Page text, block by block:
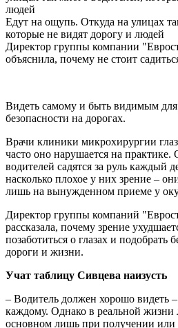
людей
Едут на ощупь. Откуда на улицах
которые не видят дорогу и людей
Директор группы компании
объяснила, почему не стоит
Видеть самому и быть видимым для
безопасности на дорогах.
Врачи клиники микрохирургии
часто оно нарушается на практике.
водителей садятся за руль каждый
насколько плохое у них зрение –
лишь на вынужденном приеме у
Директор группы компаний
рассказала, почему зрение
позаботиться о глазах и подобрать
дороги и жизни.
Учат таблицу Сивцева наизусть
– Водитель должен хорошо видеть
каждому. Однако в реальной жизни
основном лишь при получении или